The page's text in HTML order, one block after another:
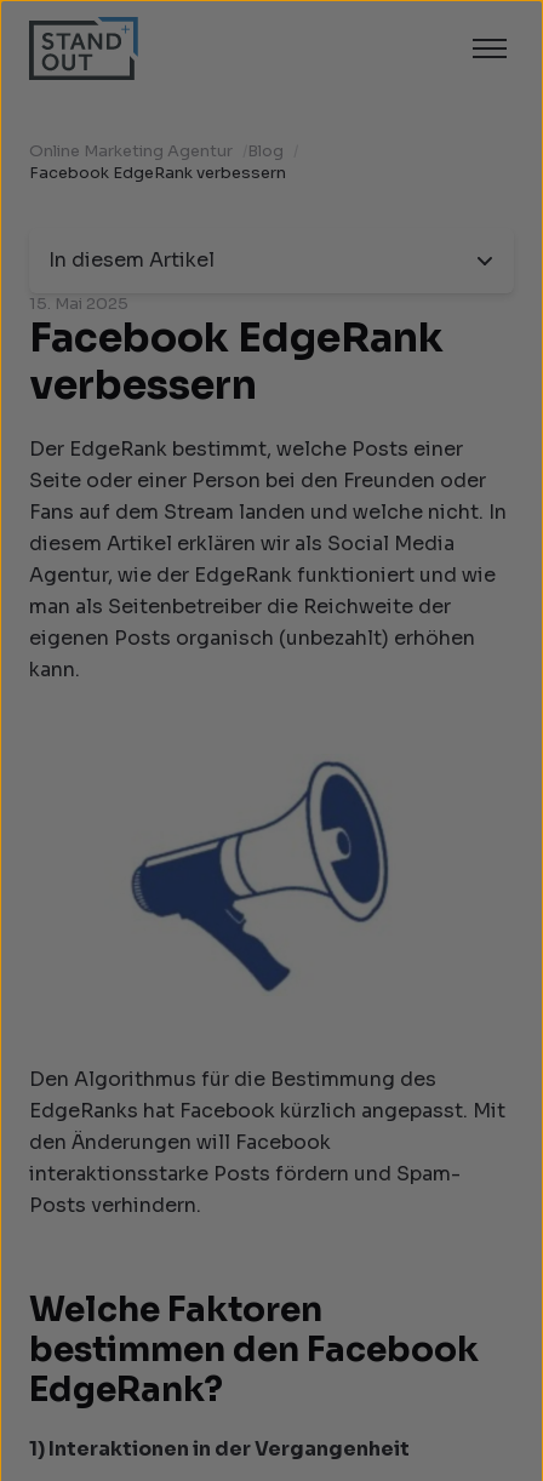
Online Marketing Agentur Blog
Facebook EdgeRank verbessern
In diesem Artikel
15. Mai 2025
Facebook EdgeRank
verbessern
Der EdgeRank bestimmt, welche Posts einer
Seite oder einer Person bei den Freunden oder
Fans auf dem Stream landen und welche nicht. In
diesem Artikel erklären wir als Social Media
Agentur, wie der EdgeRank funktioniert und wie
man als Seitenbetreiber die Reichweite der
eigenen Posts organisch (unbezahlt) erhöhen
kann.
Den Algorithmus für die Bestimmung des
EdgeRanks hat Facebook kürzlich angepasst. Mit
den Änderungen will Facebook
interaktionsstarke Posts fördern und Spam-
Posts verhindern.
Welche Faktoren
bestimmen den Facebook
EdgeRank?
1) Interaktionen in der Vergangenheit